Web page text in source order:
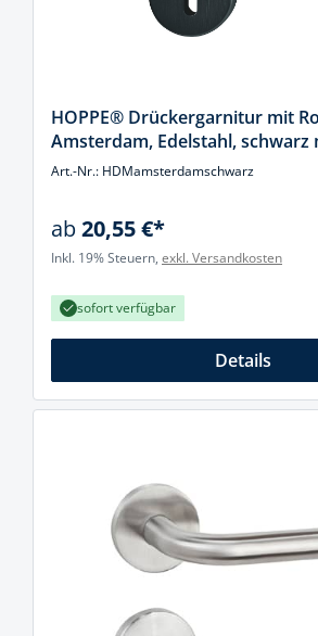
HOPPE® Drückergarnitur mit
Amsterdam, Edelstahl, schwarz
Art.-Nr.: HDMamsterdamschwarz
ab20,55 €*
Inkl. 19% Steuern, exkl. Versandkosten
sofort verfügbar
Details